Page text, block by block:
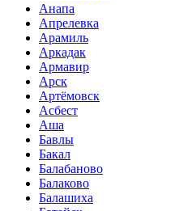
Анапа
Апрелевка
Арамиль
Аркадак
Армавир
Арск
Артёмовск
Асбест
Аша
Бавлы
Бакал
Балабаново
Балаково
Балашиха